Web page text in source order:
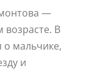
—
возрасте. В
о мальчике,
и